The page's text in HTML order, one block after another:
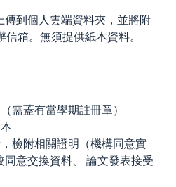
到個人雲端資料夾， 並將附
箱。無須提供紙本資料。
需蓋有當學期註冊章）
檢附相關證明（機構同意實
意交換資料、 論文發表接受